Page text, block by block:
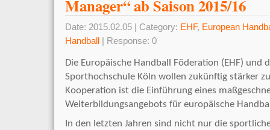
Manager“ ab Saison 2015/16
Date: 2015.02.05 | Category: EHF, European
Handball
| Response: 0
Die Europäische Handball Föderation (EHF) und
Sporthochschule Köln wollen zukünftig stärker
Kooperation ist die Einführung eines
Weiterbildungsangebots für europäische
In den letzten Jahren sind nicht nur die